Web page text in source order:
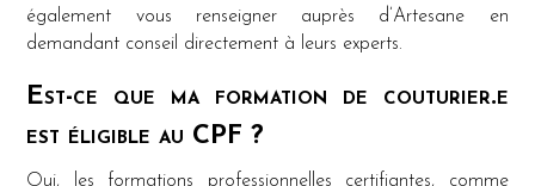
également vous renseigner auprès d’Artesane en
demandant conseil directement à leurs experts.
Est-ce que ma formation de couturier.e
est éligible au CPF ?
Oui, les formations professionnelles certifiantes, comme